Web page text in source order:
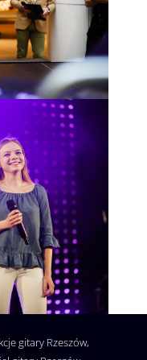
gitary Rzeszów,